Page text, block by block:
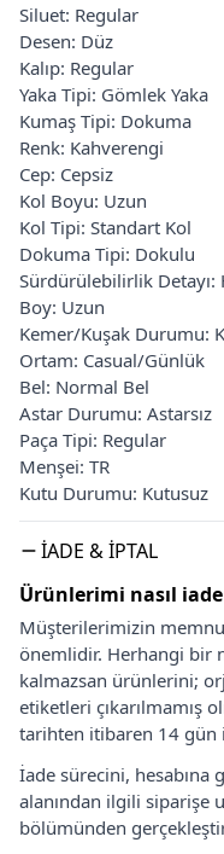
Siluet: Regular
Desen: Düz
Kalıp: Regular
Yaka Tipi: Gömlek Yaka
Kumaş Tipi: Dokuma
Renk: Kahverengi
Cep: Cepsiz
Kol Boyu: Uzun
Kol Tipi: Standart Kol
Dokuma Tipi: Dokulu
Sürdürülebilirlik Detayı:
Boy: Uzun
Kemer/Kuşak Durumu:
Ortam: Casual/Günlük
Bel: Normal Bel
Astar Durumu: Astarsız
Paça Tipi: Regular
Menşei: TR
Kutu Durumu: Kutusuz
İADE & İPTAL
Ürünlerimi nasıl
Müşterilerimizin
önemlidir. Herhangi bir
kalmazsan ürünlerini;
etiketleri çıkarılmamış
tarihten itibaren 14 gün
İade sürecini, hesabına
alanından ilgili siparişe
bölümünden